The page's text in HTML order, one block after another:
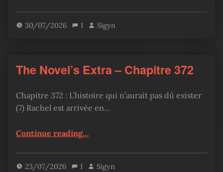
30/07/2026 1 Sigyn
The Novel’s Extra – Chapitre 372
Chapitre 372 : L’histoire qui n’aurait pas dû exister
(7) Rachel est arrivée en…
Continue reading“The Novel’s Extra – Chapitre 372”
…
23/07/2026 1 Sigyn